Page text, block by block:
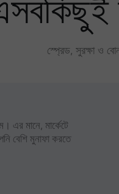
স্প্রেড, সুরক্ষা ও
এর মানে, মার্কেটে
বেশি মুনাফা করতে